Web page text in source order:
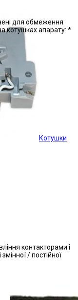
Котушки
для обмеження
котушках апарату: *
контакторами і
/ постійної